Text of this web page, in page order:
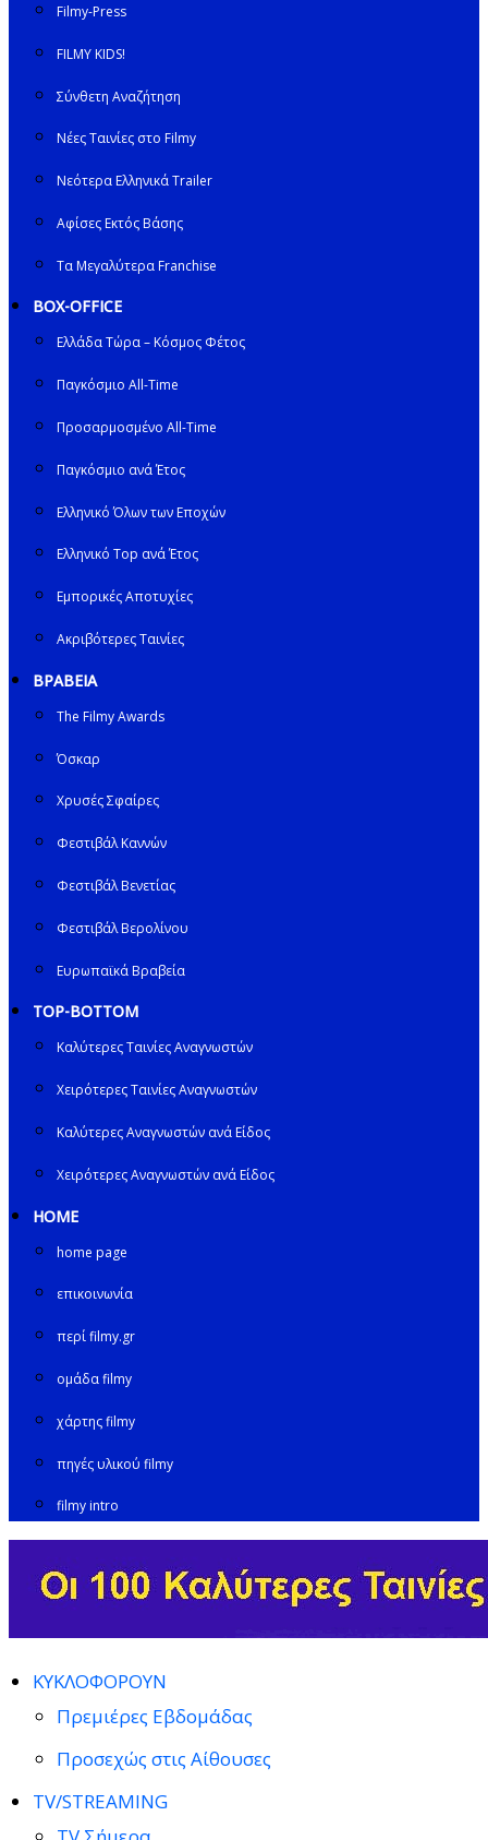
Filmy-Press
FILMY KIDS!
Σύνθετη Αναζήτηση
Νέες Ταινίες στο Filmy
Νεότερα Ελληνικά Trailer
Αφίσες Εκτός Βάσης
Τα Μεγαλύτερα Franchise
BOX-OFFICE
Ελλάδα Τώρα – Κόσμος Φέτος
Παγκόσμιο All-Time
Προσαρμοσμένο All-Time
Παγκόσμιο ανά Έτος
Ελληνικό Όλων των Εποχών
Ελληνικό Top ανά Έτος
Εμπορικές Αποτυχίες
Ακριβότερες Ταινίες
ΒΡΑΒΕΙΑ
The Filmy Awards
Όσκαρ
Χρυσές Σφαίρες
Φεστιβάλ Καννών
Φεστιβάλ Βενετίας
Φεστιβάλ Βερολίνου
Ευρωπαϊκά Βραβεία
TOP-BOTTOM
Καλύτερες Ταινίες Αναγνωστών
Χειρότερες Ταινίες Αναγνωστών
Καλύτερες Αναγνωστών ανά Είδος
Χειρότερες Αναγνωστών ανά Είδος
HOME
home page
επικοινωνία
περί filmy.gr
ομάδα filmy
χάρτης filmy
πηγές υλικού filmy
filmy intro
ΚΥΚΛΟΦΟΡΟΥΝ
Πρεμιέρες Εβδομάδας
Προσεχώς στις Αίθουσες
TV/STREAMING